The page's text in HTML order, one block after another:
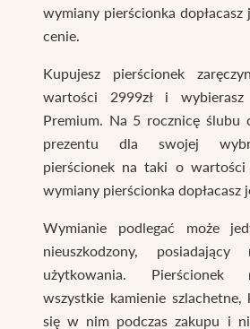
wymiany pierścionka
cenie.
Kupujesz pierścionek
wartości 2999zł i
Premium. Na 5 rocznicę ślubu
prezentu dla swojej
pierścionek na taki o wartości
wymiany pierścionka dopłacasz
Wymianie podlegać może
nieuszkodzony,
użytkowania. Pierścionek
wszystkie kamienie szlachetne,
się w nim podczas zakupu i